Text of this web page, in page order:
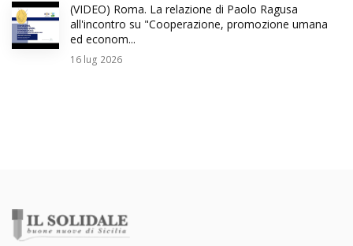
(VIDEO) Roma. La relazione di Paolo Ragusa
all'incontro su "Cooperazione, promozione umana
ed econom...
16 lug 2026